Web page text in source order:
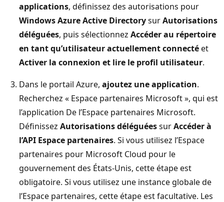
applications, définissez des autorisations pour
Windows Azure Active DirectorysurAutorisations
déléguées, puis sélectionnez Accéder au répertoire
en tant qu’utilisateur actuellement connectéet
Activer la connexion et lire le profil utilisateur.
Dans le portail Azure, ajoutez une application.
Recherchez « Espace partenaires Microsoft », qui est
l’application De l’Espace partenaires Microsoft.
Définissez Autorisations déléguéessurAccéder à
l’API Espace partenaires. Si vous utilisez l’Espace
partenaires pour Microsoft Cloud pour le
gouvernement des États-Unis, cette étape est
obligatoire. Si vous utilisez une instance globale de
l’Espace partenaires, cette étape est facultative. Les